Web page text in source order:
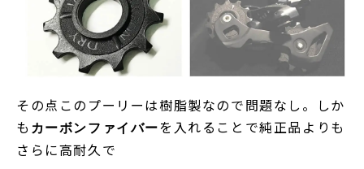
その点このプーリーは樹脂製なので問題なし。しか
も カーボンファイバーを入れることで純正品よりも
さらに高耐久で